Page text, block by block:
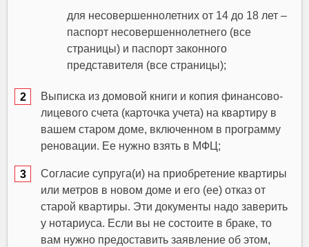
для несовершеннолетних от 14 до 18 лет –
паспорт несовершеннолетнего (все
страницы) и паспорт законного
представителя (все страницы);
Выписка из домовой книги и копия финансово-
лицевого счета (карточка учета) на квартиру в
вашем старом доме, включенном в программу
реновации. Ее нужно взять в МФЦ;
Согласие супруга(и) на приобретение квартиры
или метров в новом доме и его (ее) отказ от
старой квартиры. Эти документы надо заверить
у нотариуса. Если вы не состоите в браке, то
вам нужно предоставить заявление об этом,